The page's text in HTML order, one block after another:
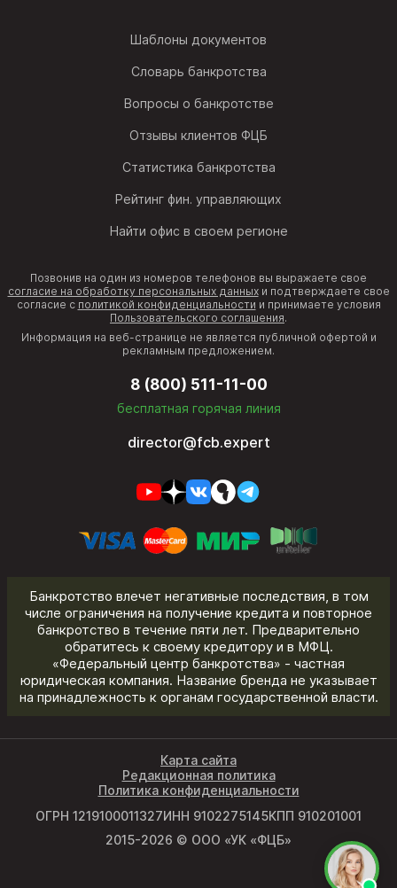
Шаблоны документов
Словарь банкротства
Вопросы о банкротстве
Отзывы клиентов ФЦБ
Статистика банкротства
Рейтинг фин. управляющих
Найти офис в своем регионе
Позвонив на один из номеров телефонов вы выражаете свое
согласие на обработку персональных данныхи подтверждаете свое
согласие с политикой конфиденциальности и принимаете условия
Пользовательского соглашения.
Информация на веб-странице не является публичной офертой и
рекламным предложением.
8 (800) 511-11-00
бесплатная горячая линия
director@fcb.expert
Банкротство влечет негативные последствия, в том
числе ограничения на получение кредита и повторное
банкротство в течение пяти лет. Предварительно
обратитесь к своему кредитору и в МФЦ.
«Федеральный центр банкротства» - частная
юридическая компания. Название бренда не указывает
на принадлежность к органам государственной власти.
ОГРН 1219100011327ИНН 9102275145КПП 910201001
2015-2026 © ООО «УК «ФЦБ»
Карта сайта
Редакционная политика
Политика конфиденциальности